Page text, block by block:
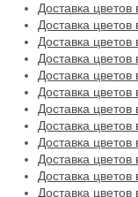
Доставка цветов
Доставка цветов
Доставка цветов
Доставка цветов
Доставка цветов
Доставка цветов
Доставка цветов
Доставка цветов
Доставка цветов
Доставка
Доставка цветов
Доставка